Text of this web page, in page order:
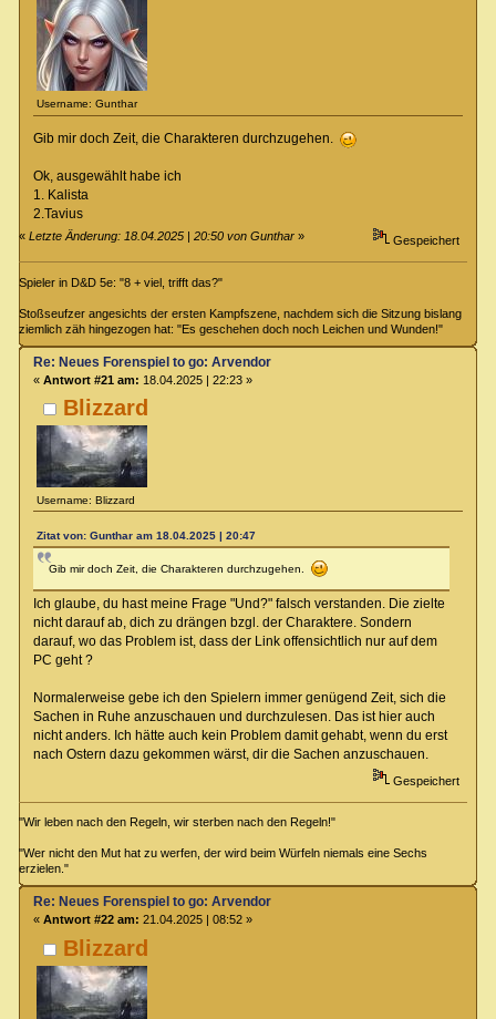
Username: Gunthar
Gib mir doch Zeit, die Charakteren durchzugehen.
Ok, ausgewählt habe ich
1. Kalista
2.Tavius
«Letzte Änderung: 18.04.2025 | 20:50 von Gunthar » Gespeichert
Spieler in D&D 5e: "8 + viel, trifft das?"
Stoßseufzer angesichts der ersten Kampfszene, nachdem sich die Sitzung bislang
ziemlich zäh hingezogen hat: "Es geschehen doch noch Leichen und Wunden!"
Blizzard
Username: Blizzard
Re: Neues Forenspiel to go: Arvendor
« Antwort #21 am: 18.04.2025 | 22:23 »
Zitat von: Gunthar am 18.04.2025 | 20:47
Gib mir doch Zeit, die Charakteren durchzugehen.
Ich glaube, du hast meine Frage "Und?" falsch verstanden. Die zielte
nicht darauf ab, dich zu drängen bzgl. der Charaktere. Sondern
darauf, wo das Problem ist, dass der Link offensichtlich nur auf dem
PC geht ?
Normalerweise gebe ich den Spielern immer genügend Zeit, sich die
Sachen in Ruhe anzuschauen und durchzulesen. Das ist hier auch
nicht anders. Ich hätte auch kein Problem damit gehabt, wenn du erst
nach Ostern dazu gekommen wärst, dir die Sachen anzuschauen.
Gespeichert
"Wir leben nach den Regeln, wir sterben nach den Regeln!"
"Wer nicht den Mut hat zu werfen, der wird beim Würfeln niemals eine Sechs
erzielen."
Blizzard
Re: Neues Forenspiel to go: Arvendor
« Antwort #22 am: 21.04.2025 | 08:52 »